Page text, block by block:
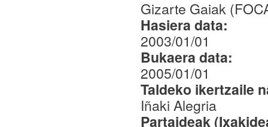
Gizarte Gaiak
Hasiera data:
2003/01/01
Bukaera data:
2005/01/01
Taldeko ikertzaile
Iñaki Alegria
Partaideak